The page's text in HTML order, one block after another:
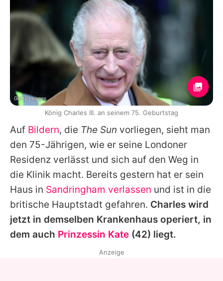
Auf Bildern, die The Sun vorliegen, sieht man
den 75-Jährigen, wie er seine Londoner
Residenz verlässt und sich auf den Weg in
die Klinik macht. Bereits gestern hat er sein
Haus in Sandringham verlassen und ist in die
britische Hauptstadt gefahren. Charles wird
jetzt in demselben Krankenhaus operiert, in
dem auch Prinzessin Kate (42) liegt.
Getty Images
König Charles III. an seinem 75. Geburtstag
Anzeige